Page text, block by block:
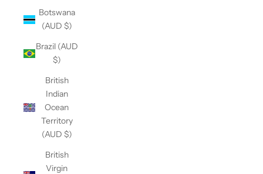
Botswana
(AUD $)
Brazil (AUD
$)
British
Indian
Ocean
Territory
(AUD $)
British
Virgin